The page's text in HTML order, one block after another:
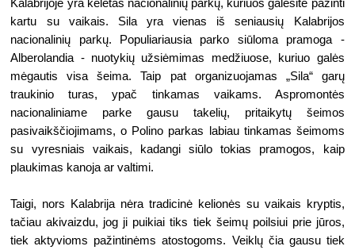
Kalabrijoje yra keletas nacionalinių parkų, kuriuos galėsite pažinti
kartu su vaikais. Sila yra vienas iš seniausių Kalabrijos
nacionalinių parkų. Populiariausia parko siūloma pramoga -
Alberolandia - nuotykių užsiėmimas medžiuose, kuriuo galės
mėgautis visa šeima. Taip pat organizuojamas „Sila“ garų
traukinio turas, ypač tinkamas vaikams. Aspromontės
nacionaliniame parke gausu takelių, pritaikytų šeimos
pasivaikščiojimams, o Polino parkas labiau tinkamas šeimoms
su vyresniais vaikais, kadangi siūlo tokias pramogos, kaip
plaukimas kanoja ar valtimi.
Taigi, nors Kalabrija nėra tradicinė kelionės su vaikais kryptis,
tačiau akivaizdu, jog ji puikiai tiks tiek šeimų poilsiui prie jūros,
tiek aktyvioms pažintinėms atostogoms. Veiklų čia gausu tiek